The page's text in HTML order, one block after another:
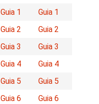
Guia 1
Guia 1
Guia 2
Guia 2
Guia 3
Guia 3
Guia 4
Guia 4
Guia 5
Guia 5
Guia 6
Guia 6